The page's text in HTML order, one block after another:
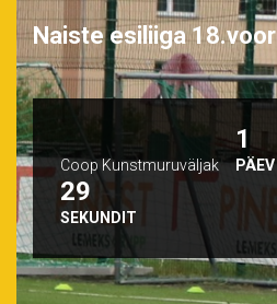
Naiste esiliiga 18.voor
Coop Kunstmuruväljak
1
PÄEV
26
SEKUNDIT